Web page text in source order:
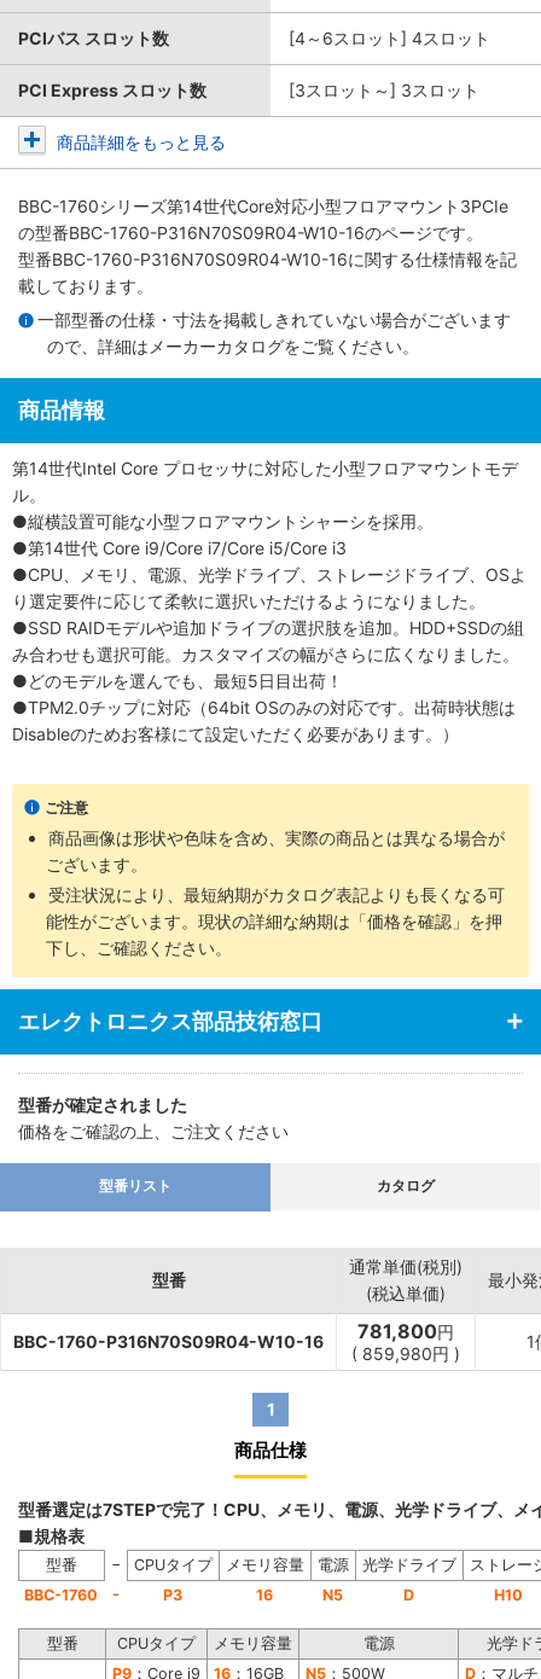
PCIバス スロット数 [4～6スロット] 4スロット
PCI Express スロット数 [3スロット～] 3スロット
商品詳細をもっと見る
BBC-1760シリーズ第14世代Core対応小型フロアマウント3PCIe
の型番BBC-1760-P316N70S09R04-W10-16のページです。
型番BBC-1760-P316N70S09R04-W10-16に関する仕様情報を記
載しております。
一部型番の仕様・寸法を掲載しきれていない場合がございます
ので、詳細は メーカーカタログをご覧ください。
商品情報
第14世代Intel Core プロセッサに対応した小型フロアマウントモデ
ル。
●縦横設置可能な小型フロアマウントシャーシを採用。
●第14世代 Core i9/Core i7/Core i5/Core i3
●CPU、メモリ、電源、光学ドライブ、ストレージドライブ、OSよ
り選定要件に応じて柔軟に選択いただけるようになりました。
●SSD RAIDモデルや追加ドライブの選択肢を追加。HDD+SSDの組
み合わせも選択可能。カスタマイズの幅がさらに広くなりました。
●どのモデルを選んでも、最短5日目出荷！
●TPM2.0チップに対応（64bit OSのみの対応です。出荷時状態は
Disableのためお客様にて設定いただく必要があります。）
ご注意
商品画像は形状や色味を含め、実際の商品とは異なる場合が
ございます。
受注状況により、最短納期がカタログ表記よりも長くなる可
能性がございます。現状の詳細な納期は「価格を確認」を押
下し、ご確認ください。
エレクトロニクス部品技術窓口
型番が確定されました
価格をご確認の上、ご注文ください
型番リスト カタログ
型番
通常単価(税別)
(税込単価)
最小
BBC-1760-P316N70S09R04-W10-16 781,800円
( 859,980円 )
1
1
商品仕様
型番選定は7STEPで完了！CPU、メモリ、電源、光学ドライブ、
■規格表
型番 − CPUタイプ メモリ容量 電源 光学ドライブ
ストレー
BBC-1760
- P3 16 N5 D H10
型番 CPUタイプ メモリ容量 電源
光学ド
P9 ：Core i9 16 ：16GB N5 ：500W D ：マル